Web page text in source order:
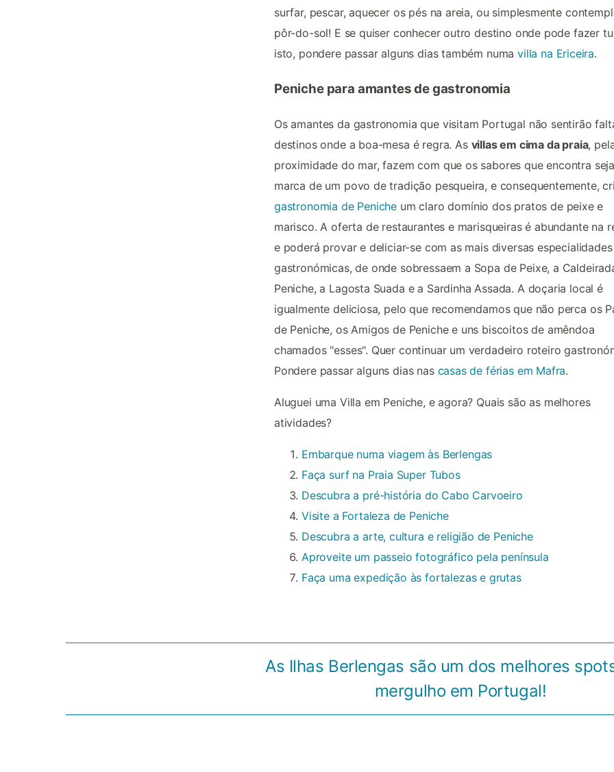
surfar, pescar, aquecer os pés na areia, ou simplesmente
pôr-do-sol! E se quiser conhecer outro destino onde pode fazer
isto, pondere passar alguns dias também numavilla na Ericeira.
Peniche para amantes de gastronomia
Os amantes da gastronomia que visitam Portugal não sentirão
destinos onde a boa-mesa é regra. As villas em cima da praia,
proximidade do mar, fazem com que os sabores que encontra
marca de um povo de tradição pesqueira, e consequentemente,
gastronomia de Peniche um claro domínio dos pratos de peixe e
marisco. A oferta de restaurantes e marisqueiras é abundante na
e poderá provar e deliciar-se com as mais diversas especialidades
gastronómicas, de onde sobressaem a Sopa de Peixe, a
Peniche, a Lagosta Suada e a Sardinha Assada. A doçaria local é
igualmente deliciosa, pelo que recomendamos que não perca os
de Peniche, os Amigos de Peniche e uns biscoitos de amêndoa
chamados "esses". Quer continuar um verdadeiro roteiro
Pondere passar alguns dias nas casas de férias em Mafra.
Aluguei uma Villa em Peniche, e agora? Quais são as melhores
atividades?
Embarque numa viagem às Berlengas
Faça surf na Praia Super Tubos
Descubra a pré-história do Cabo Carvoeiro
Visite a Fortaleza de Peniche
Descubra a arte, cultura e religião de Peniche
Aproveite um passeio fotográfico pela península
Faça uma expedição às fortalezas e grutas
As Ilhas Berlengas são um dos melhores
mergulho em Portugal!